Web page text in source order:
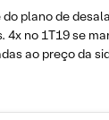
plano de
4x no 1T19 se
ao preço da